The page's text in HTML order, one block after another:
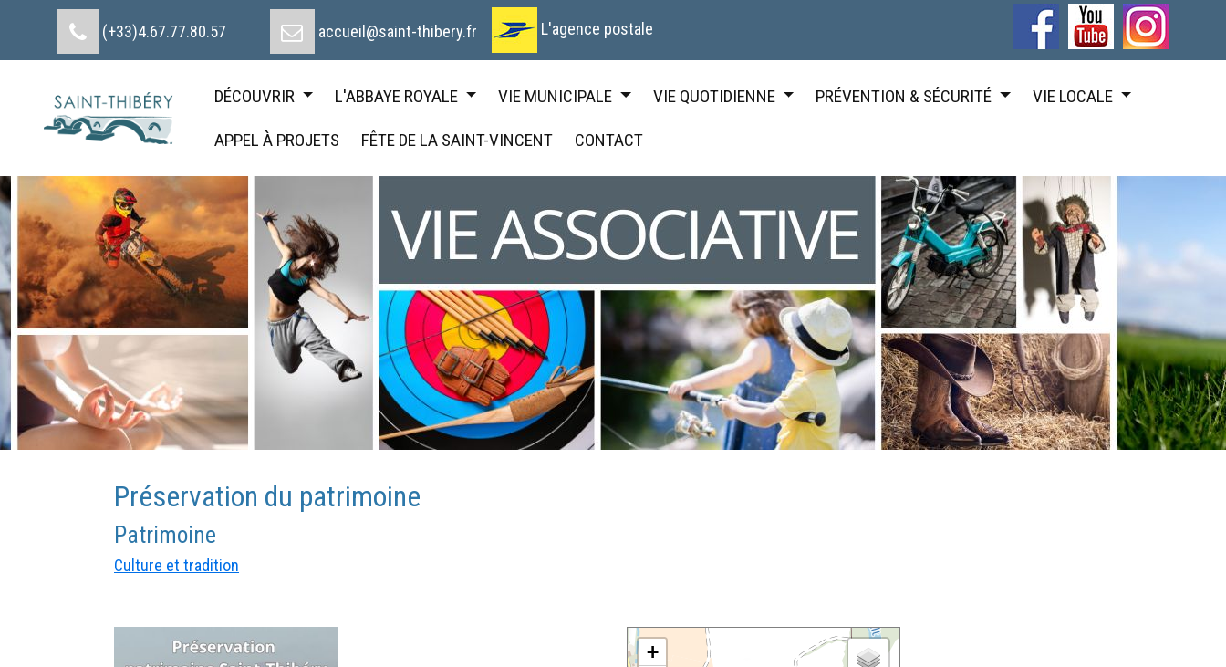
(+33)4.67.77.80.57 accueil@saint-thibery.fr L'agence postale
DÉCOUVRIR L'ABBAYE ROYALE VIE MUNICIPALE VIE QUOTIDIENNE PRÉVENTION & SÉCURITÉ VIE LOCALE
APPEL À PROJETS FÊTE DE LA SAINT-VINCENT CONTACT
Préservation du patrimoine
Patrimoine
Culture et tradition
+
Cookies management panel